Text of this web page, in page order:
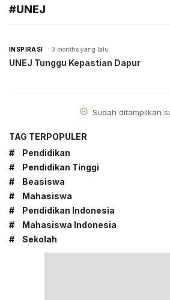
#UNEJ
INSPIRASI 3 months yang lalu
UNEJ Tunggu Kepastian Dapur
Sudah ditampilkan
TAG TERPOPULER
#
Pendidikan
#
Pendidikan Tinggi
#
Beasiswa
#
Mahasiswa
#
Pendidikan Indonesia
#
Mahasiswa Indonesia
#
Sekolah